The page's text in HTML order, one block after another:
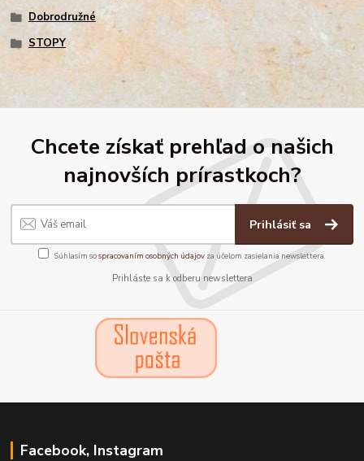
Dobrodružné
STOPY
Chcete získať prehľad o našich
najnovších prírastkoch?
Prihlásiť sa
Súhlasím sospracovaním osobných údajov za účelom zasielania newslettera.
Prihláste sa k odberu newslettera
Facebook, Instagram